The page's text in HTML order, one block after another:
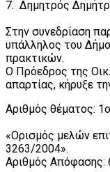
7. Δημητρός
Στην συνεδρίαση
υπάλληλος του
πρακτικών.
Ο Πρόεδρος της
απαρτίας, κήρυξε
Αριθμός θέματος: 1ο
«Ορισμός μελών
3263/2004».
Αριθμός Απόφασης: